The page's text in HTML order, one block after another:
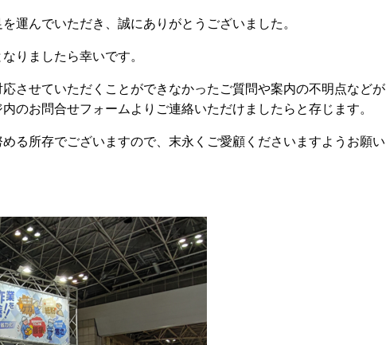
運んでいただき、誠にありがとうございました。
りましたら幸いです。
させていただくことができなかったご質問や案内の不明点などが
のお問合せフォームよりご連絡いただけましたらと存じます。
る所存でございますので、末永くご愛顧くださいますようお願い